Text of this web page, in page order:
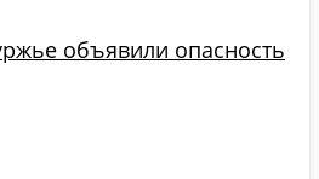
объявили опасность